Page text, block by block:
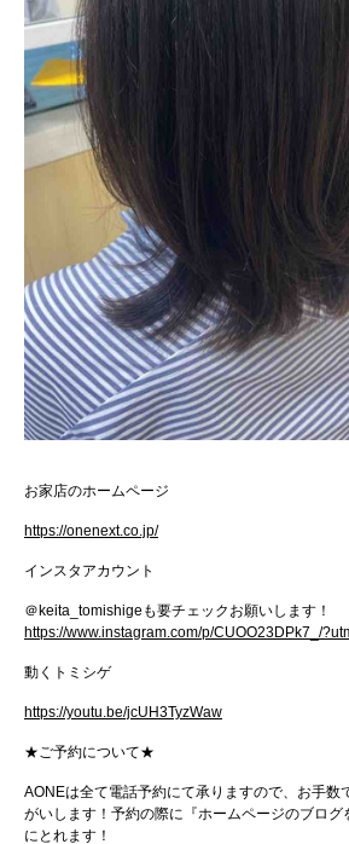
お家店のホームページ
https://onenext.co.jp/
インスタアカウント
＠keita_tomishige も要チェックお願いします！
https://www.instagram.com/p/CUOO23DPk7_/
動くトミシゲ
https://youtu.be/jcUH3TyzWaw
★ ご予約について★
AONEは全て電話予約にて承りますので、お手数
がいします！ 予約の際に『ホームページのブロ
にとれます！